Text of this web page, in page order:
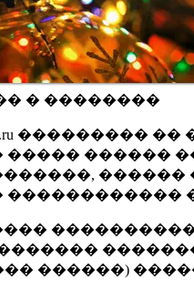
� ��������
���������
������
������)